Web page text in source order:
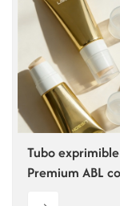
Tubo exprimible
Premium ABL